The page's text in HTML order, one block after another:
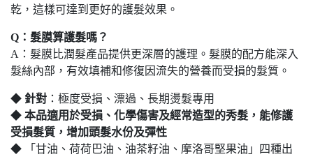
乾，這樣可達到更好的護髮效果。
Q：髮膜算護髮嗎？
A：髮膜比潤髮產品提供更深層的護理。髮膜的配方能深入
髮絲內部，有效填補和修復因流失的營養而受損的髮質。
◆ 針對 ：極度受損、漂過、長期燙髮專用
◆ 本品適用於受損、化學傷害及經常造型的秀髮，能修護
受損髮質，增加頭髮水份及彈性
◆ 「甘油、荷荷巴油、油茶籽油、摩洛哥堅果油」四種出